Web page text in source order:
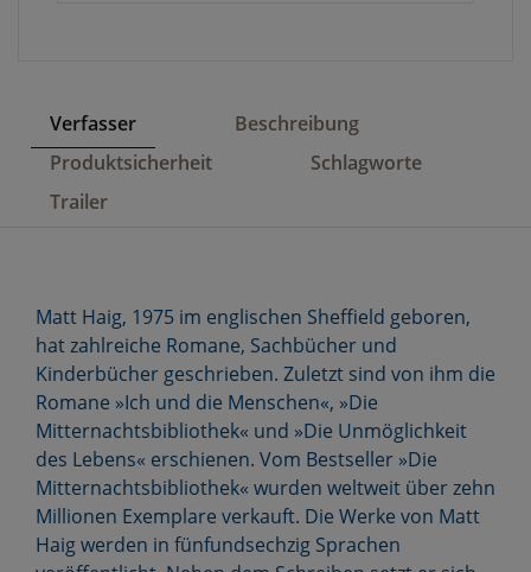
Verfasser
Beschreibung
Produktsicherheit
Schlagworte
Trailer
Matt Haig, 1975 im englischen Sheffield geboren,
hat zahlreiche Romane, Sachbücher und
Kinderbücher geschrieben. Zuletzt sind von ihm die
Romane »Ich und die Menschen«, »Die
Mitternachtsbibliothek« und »Die Unmöglichkeit
des Lebens« erschienen. Vom Bestseller »Die
Mitternachtsbibliothek« wurden weltweit über zehn
Millionen Exemplare verkauft. Die Werke von Matt
Haig werden in fünfundsechzig Sprachen